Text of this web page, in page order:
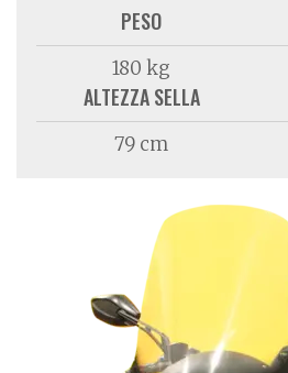
PESO
180 kg
ALTEZZA SELLA
79 cm